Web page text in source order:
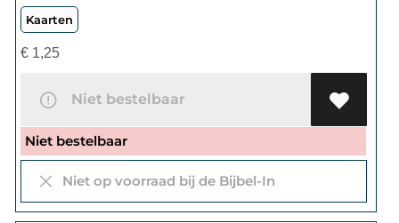
Kaarten
€1,25
Niet bestelbaar
Niet bestelbaar
Niet op voorraad bij de Bijbel-In